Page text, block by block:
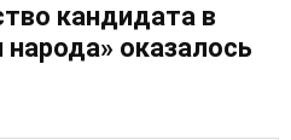
кандидата в
оказалось